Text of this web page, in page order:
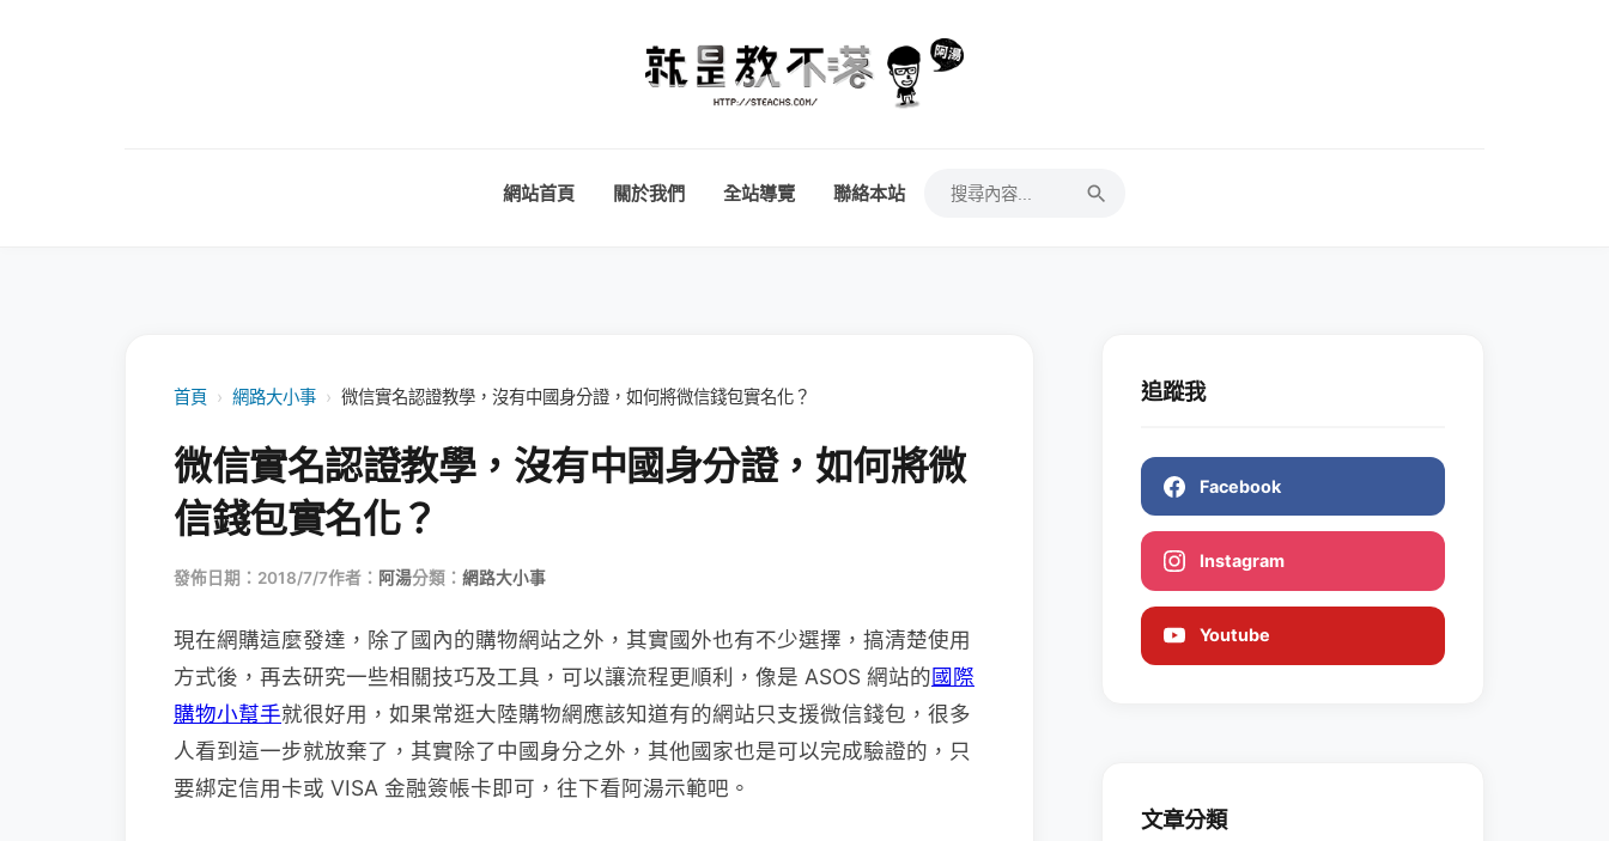
網站首頁 關於我們 全站導覽 聯絡本站
首頁 › 網路大小事 › 微信實名認證教學，沒有中國身分證，如何將微信錢包實名化？
微信實名認證教學，沒有中國身分證，如何將微
信錢包實名化？
發佈日期：2018/7/7作者： 阿湯分類： 網路大小事
現在網購這麼發達，除了國內的購物網站之外，其實國外也有不少選擇，搞清楚使用
方式後，再去研究一些相關技巧及工具，可以讓流程更順利，像是 ASOS 網站的國際
購物小幫手就很好用，如果常逛大陸購物網應該知道有的網站只支援微信錢包，很多
人看到這一步就放棄了，其實除了中國身分之外，其他國家也是可以完成驗證的，只
要綁定信用卡或 VISA 金融簽帳卡即可，往下看阿湯示範吧。
追蹤我
Facebook
Instagram
Youtube
文章分類